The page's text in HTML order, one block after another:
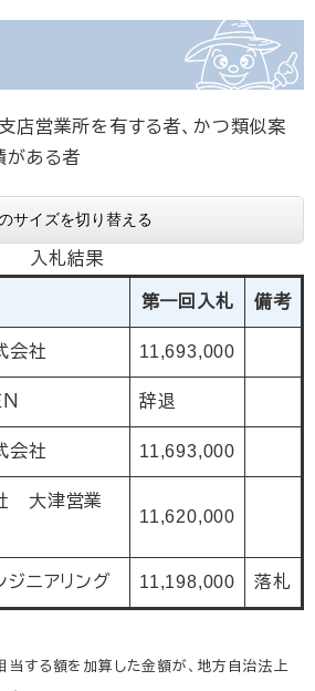
店営業所を有する者、かつ類似案
がある者
サイズを切り替える
入札結果
第一回入札 備考
会社 11,693,000
辞退
会社 11,693,000
大津営業
11,620,000
ジニアリング 11,198,000 落札
する額を加算した金額が、地方自治法上